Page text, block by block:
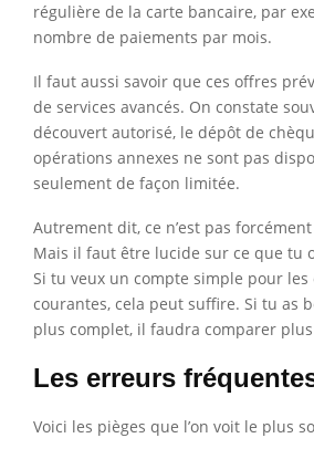
régulière de la carte bancaire, par
nombre de paiements par mois.
Il faut aussi savoir que ces offres
de services avancés. On constate
découvert autorisé, le dépôt de
opérations annexes ne sont pas
seulement de façon limitée.
Autrement dit, ce n’est pas
Mais il faut être lucide sur ce que tu
Si tu veux un compte simple pour les
courantes, cela peut suffire. Si tu as
plus complet, il faudra comparer
Les erreurs
Voici les pièges que l’on voit le plus